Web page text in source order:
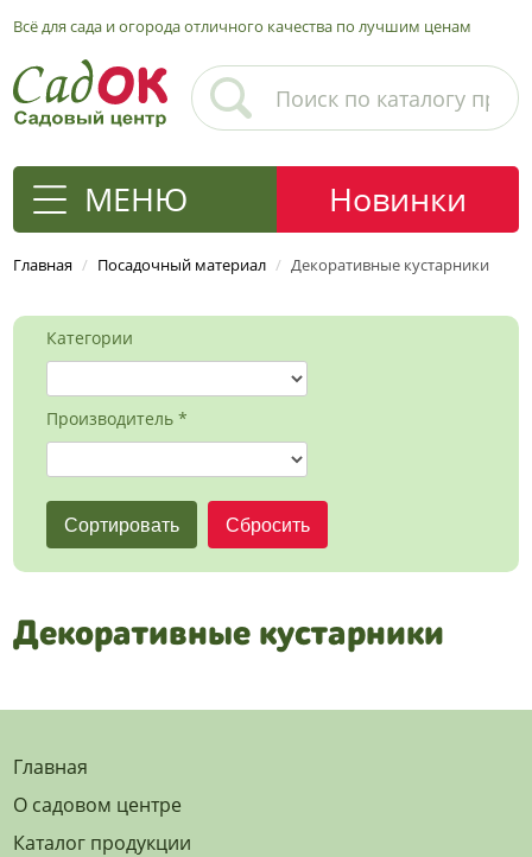
Всё для сада и огорода отличного качества по лучшим ценам
МЕНЮ Новинки
Главная / Посадочный материал / Декоративные кустарники
Категории
Производитель *
Декоративные кустарники
Главная
О садовом центре
Каталог продукции